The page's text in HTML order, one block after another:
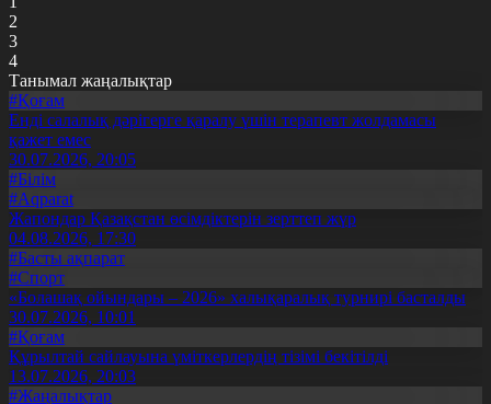
2
3
4
Танымал жаңалықтар
#Қоғам
Енді салалық дәрігерге қаралу үшін терапевт жолдамасы
қажет емес
30.07.2026, 20:05
#Білім
#Aqparat
Жапондар Қазақстан өсімдіктерін зерттеп жүр
04.08.2026, 17:30
#Басты ақпарат
#Спорт
«Болашақ ойындары – 2026» халықаралық турнирі басталды
30.07.2026, 10:01
#Қоғам
Құрылтай сайлауына үміткерлердің тізімі бекітілді
13.07.2026, 20:03
#Жаңалықтар